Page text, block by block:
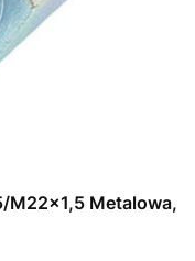
M22x1,5 Metalowa,